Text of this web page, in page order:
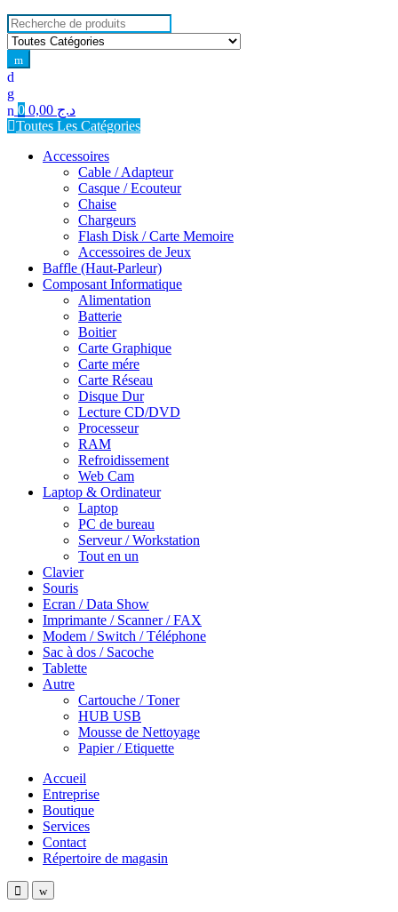
Search
for:
0 د.ج
Toutes Les Catégories
Accessoires
Cable / Adapteur
Casque / Ecouteur
Chaise
Chargeurs
Flash Disk / Carte Memoire
Accessoires de Jeux
Baffle (Haut-Parleur)
Composant Informatique
Alimentation
Batterie
Boitier
Carte Graphique
Carte mére
Carte Réseau
Disque Dur
Lecture CD/DVD
Processeur
RAM
Refroidissement
Web Cam
Laptop & Ordinateur
Laptop
PC de bureau
Serveur / Workstation
Tout en un
Clavier
Souris
Ecran / Data Show
Imprimante / Scanner / FAX
Modem / Switch / Téléphone
Sac à dos / Sacoche
Tablette
Autre
Cartouche / Toner
HUB USB
Mousse de Nettoyage
Papier / Etiquette
Accueil
Entreprise
Boutique
Services
Contact
Répertoire de magasin